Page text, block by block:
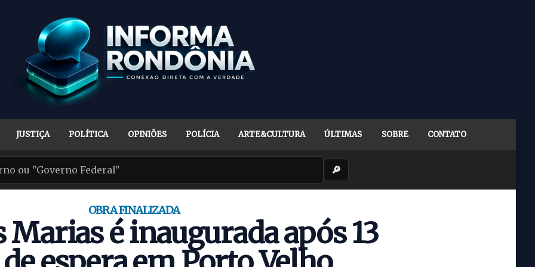
JUSTIÇA POLÍTICA OPINIÕES POLÍCIA ARTE&CULTURA ÚLTIMAS SOBRE CONTATO
🔎
OBRA FINALIZADA
Marias é inaugurada após 13